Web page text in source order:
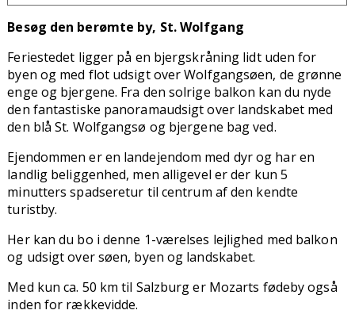
Besøg den berømte by, St. Wolfgang
Feriestedet ligger på en bjergskråning lidt uden for
byen og med flot udsigt over Wolfgangsøen, de grønne
enge og bjergene. Fra den solrige balkon kan du nyde
den fantastiske panoramaudsigt over landskabet med
den blå St. Wolfgangsø og bjergene bag ved.
Ejendommen er en landejendom med dyr og har en
landlig beliggenhed, men alligevel er der kun 5
minutters spadseretur til centrum af den kendte
turistby.
Her kan du bo i denne 1-værelses lejlighed med balkon
og udsigt over søen, byen og landskabet.
Med kun ca. 50 km til Salzburg er Mozarts fødeby også
inden for rækkevidde.